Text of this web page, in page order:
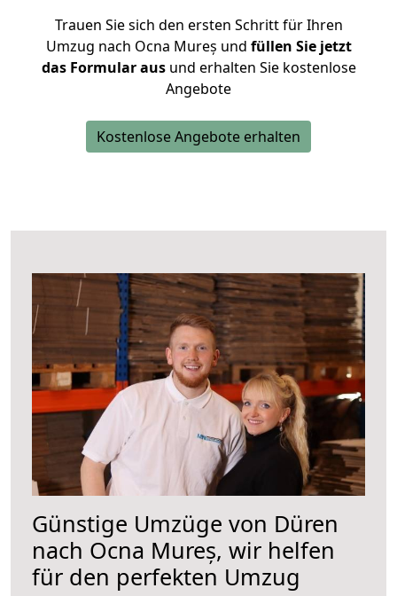
Trauen Sie sich den ersten Schritt für Ihren
Umzug nach Ocna Mureș und füllen Sie jetzt
das Formular ausund erhalten Sie kostenlose
Angebote
Kostenlose Angebote erhalten
Günstige Umzüge von Düren
nach Ocna Mureș, wir helfen
für den perfekten Umzug